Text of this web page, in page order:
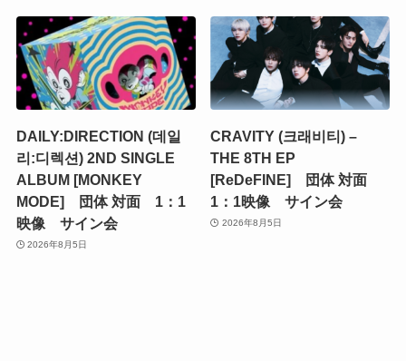
DAILY:DIRECTION (데일
리:디렉션) 2ND SINGLE
ALBUM [MONKEY
MODE] 団体 対面 1：1
映像 サイン会
2026年8月5日
CRAVITY (크래비티) –
THE 8TH EP
[ReDeFINE] 団体 対面
1：1映像 サイン会
2026年8月5日